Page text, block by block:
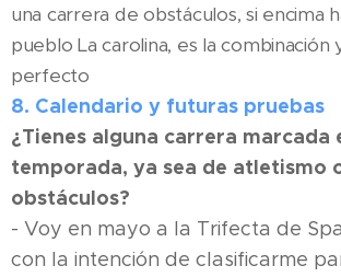
una carrera de obstáculos, si encima
pueblo La carolina, es la combinación
perfecto
8. Calendario y futuras pruebas
¿Tienes alguna carrera marcada
temporada, ya sea de atletismo
obstáculos?
- Voy en mayo a la Trifecta de
con la intención de clasificarme